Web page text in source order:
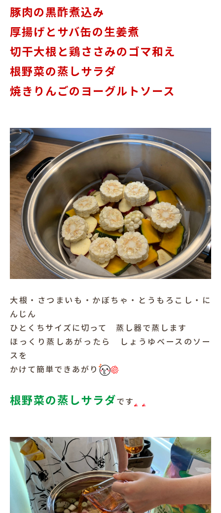
豚肉の黒酢煮込み
厚揚げとサバ缶の生姜煮
切干大根と鶏ささみのゴマ和え
根野菜の蒸しサラダ
焼きりんごのヨーグルトソース
大根・さつまいも・かぼちゃ・とうもろこし・に
んじん
ひとくちサイズに切って 蒸し器で蒸します
ほっくり蒸しあがったら しょうゆベースのソー
スを
かけて簡単できあがり
根野菜の蒸しサラダです